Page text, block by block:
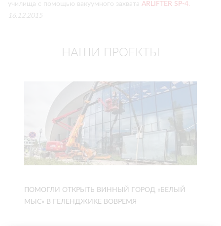
училища с помощью вакуумного захвата ARLIFTER SP-4.
16.12.2015
НАШИ ПРОЕКТЫ
ПОМОГЛИ ОТКРЫТЬ ВИННЫЙ ГОРОД «БЕЛЫЙ
МЫС» В ГЕЛЕНДЖИКЕ ВОВРЕМЯ